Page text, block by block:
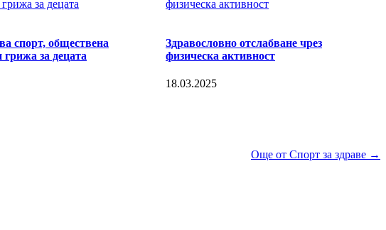
спорт, обществена
грижа за децата
Здравословно отслабване чрез
физическа активност
18.03.2025
Още от Спорт за здраве →